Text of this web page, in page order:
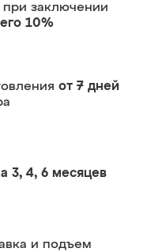
при заключении
10%
от 7 дней
3, 4, 6 месяцев
и подъем